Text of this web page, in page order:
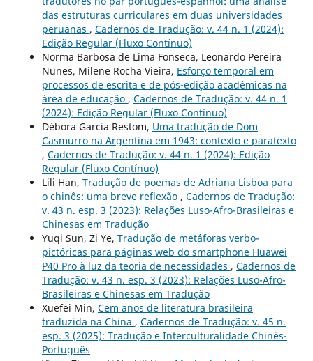
das estruturas curriculares em duas universidades
peruanas , Cadernos de Tradução: v. 44 n. 1 (2024):
Edição Regular (Fluxo Contínuo)
Norma Barbosa de Lima Fonseca, Leonardo Pereira
Nunes, Milene Rocha Vieira, Esforço temporal em
processos de escrita e de pós-edição acadêmicas na
área de educação , Cadernos de Tradução: v. 44 n. 1
(2024): Edição Regular (Fluxo Contínuo)
Débora Garcia Restom, Uma tradução de Dom
Casmurro na Argentina em 1943: contexto e paratexto
, Cadernos de Tradução: v. 44 n. 1 (2024): Edição
Regular (Fluxo Contínuo)
Lili Han, Tradução de poemas de Adriana Lisboa para
o chinês: uma breve reflexão , Cadernos de Tradução:
v. 43 n. esp. 3 (2023): Relações Luso-Afro-Brasileiras e
Chinesas em Tradução
Yuqi Sun, Zi Ye, Tradução de metáforas verbo-
pictóricas para páginas web do smartphone Huawei
P40 Pro à luz da teoria de necessidades , Cadernos de
Tradução: v. 43 n. esp. 3 (2023): Relações Luso-Afro-
Brasileiras e Chinesas em Tradução
Xuefei Min, Cem anos de literatura brasileira
traduzida na China , Cadernos de Tradução: v. 45 n.
esp. 3 (2025): Tradução e Interculturalidade Chinês-
Português